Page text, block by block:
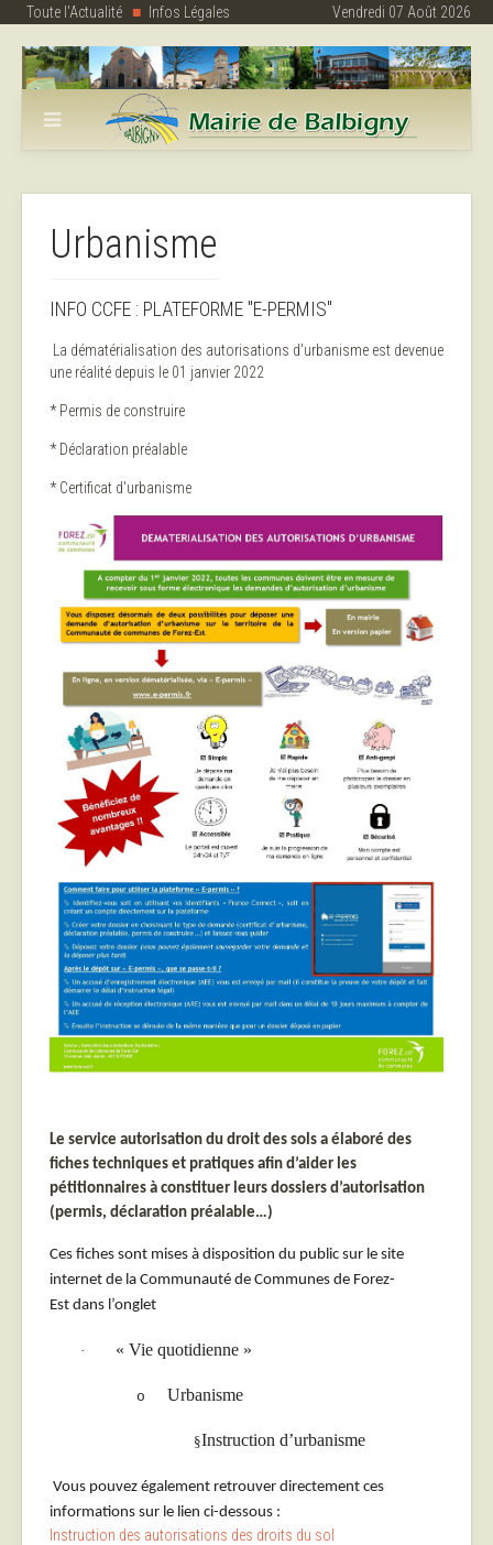
Toute l'Actualité Infos Légales Vendredi 07 Août 2026
Urbanisme
INFO CCFE : PLATEFORME "E-PERMIS"
La dématérialisation des autorisations d'urbanisme est devenue
une réalité depuis le 01 janvier 2022
* Permis de construire
* Déclaration préalable
* Certificat d'urbanisme
Le service autorisation du droit des sols a élaboré des
fiches techniques et pratiques afin d’aider les
pétitionnaires à constituer leurs dossiers d’autorisation
(permis, déclaration préalable…)
Ces fiches sont mises à disposition du public sur le site
internet de la Communauté de Communes de Forez-
Est dans l’onglet
· « Vie quotidienne »
o Urbanisme
§Instruction d’urbanisme
Vous pouvez également retrouver directement ces
informations sur le lien ci-dessous :
Instruction des autorisations des droits du sol